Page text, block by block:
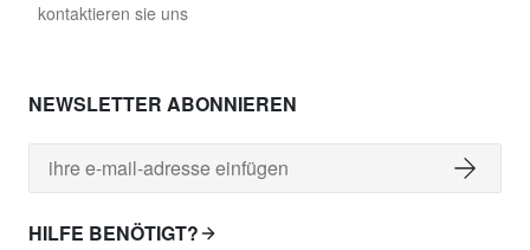
kontaktieren sie uns
NEWSLETTER ABONNIEREN
HILFE BENÖTIGT?